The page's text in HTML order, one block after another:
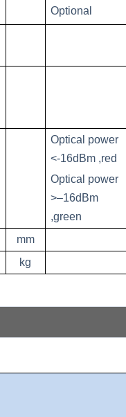
Optional
Optical power
<-16dBm ,red
Optical power
>–16dBm
,green
mm
kg